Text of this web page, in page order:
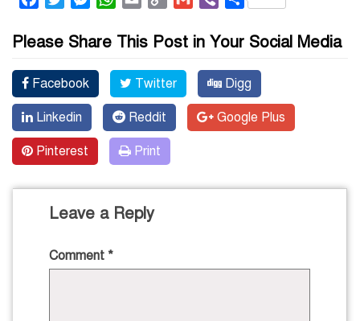
Please Share This Post in Your Social Media
Facebook Twitter Digg
Linkedin Reddit Google Plus
Pinterest Print
Leave a Reply
Comment *